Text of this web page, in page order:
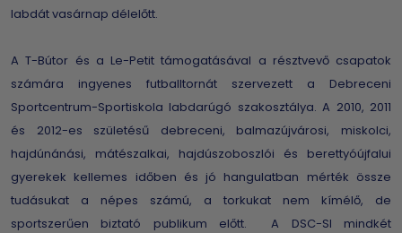
labdát vasárnap délelőtt.
A T-Bútor és a Le-Petit támogatásával a résztvevő csapatok
számára ingyenes futballtornát szervezett a Debreceni
Sportcentrum-Sportiskola labdarúgó szakosztálya. A 2010, 2011
és 2012-es születésű debreceni, balmazújvárosi, miskolci,
hajdúnánási, mátészalkai, hajdúszoboszlói és berettyóújfalui
gyerekek kellemes időben és jó hangulatban mérték össze
tudásukat a népes számú, a torkukat nem kímélő, de
sportszerűen biztató publikum előtt. A DSC-SI mindkét